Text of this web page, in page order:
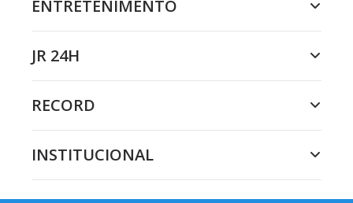
ENTRETENIMENTO
JR 24H
RECORD
INSTITUCIONAL